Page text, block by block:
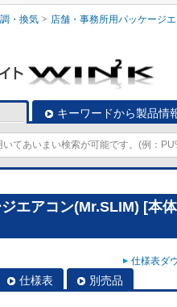
・換気 店舗・事務所用パッケージ
キーワードから製品情
エアコン(Mr.SLIM) [本
仕様表ダ
仕様表 別売品